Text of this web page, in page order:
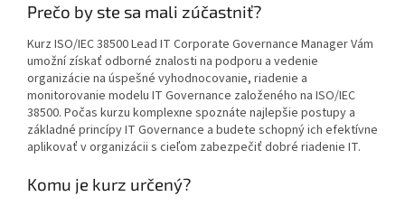
Prečo by ste sa mali zúčastniť?
Kurz ISO/IEC 38500 Lead IT Corporate Governance Manager Vám
umožní získať odborné znalosti na podporu a vedenie
organizácie na úspešné vyhodnocovanie, riadenie a
monitorovanie modelu IT Governance založeného na ISO/IEC
38500. Počas kurzu komplexne spoznáte najlepšie postupy a
základné princípy IT Governance a budete schopný ich efektívne
aplikovať v organizácii s cieľom zabezpečiť dobré riadenie IT.
Komu je kurz určený?